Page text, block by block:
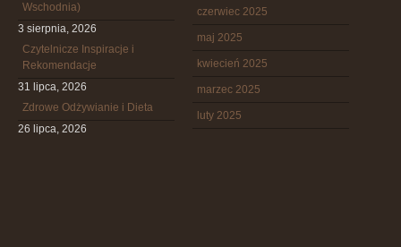
Wschodnia)
3 sierpnia, 2026
Czytelnicze Inspiracje i
Rekomendacje
31 lipca, 2026
Zdrowe Odżywianie i Dieta
26 lipca, 2026
czerwiec 2025
maj 2025
kwiecień 2025
marzec 2025
luty 2025